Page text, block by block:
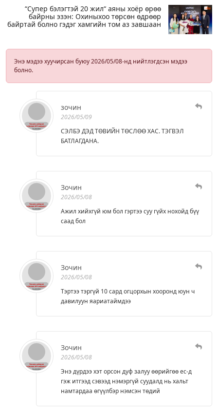
“Супер бэлэгтэй 20 жил“ аяны хоёр өрөө
байрны эзэн: Охиныхоо төрсөн өдрөөр
байртай болно гэдэг хамгийн том аз завшаан
Энэ мэдээ хуучирсан буюу 2026/05/08-нд нийтлэгдсэн мэдээ
болно.
зочин
2026/05/09
СЭЛБЭ ДЭД ТӨВИЙН ТӨСЛӨӨ ХАС. ТЭГВЭЛ
БАТЛАГДАНА.
Зочин
2026/05/08
Ажил хийхгүй юм бол гэртээ суу гүйх нохойд бүү
саад бол
Зочин
2026/05/08
Тэртээ тэргүй 10 сард огцорхын хооронд юун ч
давилуун яариатаймдээ
Зочин
2026/05/08
Энэ дүрдээ хэт орсон дуф залуу өөрийгөө ec-д
гэж итгээд сэвээд нэмэргүй суудалд нь хальт
намтардаа өгүүлбэр нэмсэн төдий